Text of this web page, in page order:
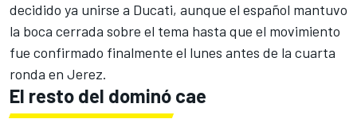
decidido ya unirse a Ducati, aunque el español mantuvo
la boca cerrada sobre el tema hasta que el movimiento
fue confirmado finalmente el lunes antes de la cuarta
ronda en Jerez.
El resto del dominó cae